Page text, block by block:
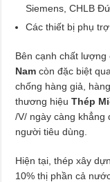
Siemens, CHLB
Các thiết bị phụ trợ.
Bên cạnh chất lượng
Namcòn đặc biệt
chống hàng giả,
thương hiệuThép
/V/ ngày càng khẳng
người tiêu dùng.
Hiện tại, thép xây
10% thị phần cả